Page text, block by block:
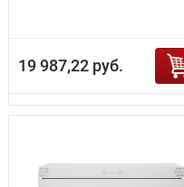
19 987,22 руб.